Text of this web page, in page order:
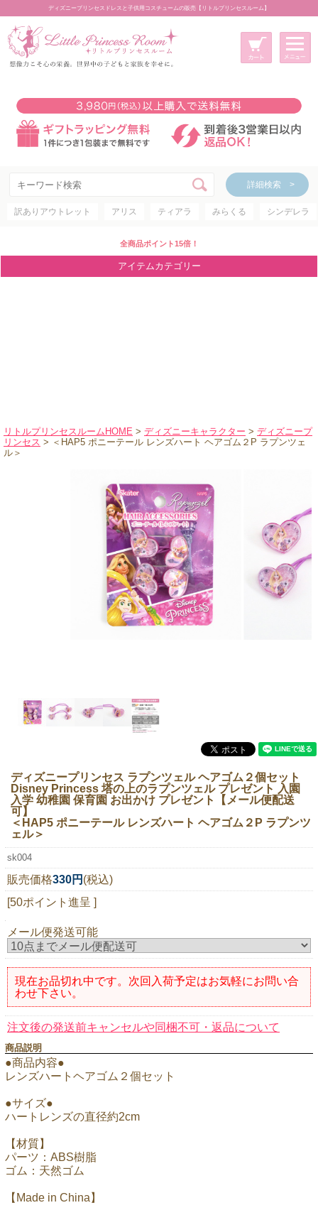
ディズニープリンセスドレスと子供用コスチュームの販売【リトルプリンセスルーム】
詳細検索 >
訳ありアウトレット アリス ティアラ みらくる シンデレラ
全商品ポイント15倍！
アイテムカテゴリー
リトルプリンセスルームHOME > ディズニーキャラクター > ディズニープ
リンセス > ＜HAP5 ポニーテール レンズハート ヘアゴム２P ラプンツェ
ル＞
ディズニープリンセス ラプンツェル ヘアゴム２個セット
Disney Princess 塔の上のラプンツェル プレゼント 入園
入学 幼稚園 保育園 お出かけ プレゼント【メール便配送
可】
＜HAP5 ポニーテール レンズハート ヘアゴム２P ラプンツ
ェル＞
sk004
販売価格330円 (税込)
[50ポイント進呈 ]
メール便発送可能
現在お品切れ中です。次回入荷予定はお気軽にお問い合
わせ下さい。
注文後の発送前キャンセルや同梱不可・返品について
商品説明
●商品内容●
レンズハートヘアゴム２個セット
●サイズ●
ハートレンズの直径約2cm
【材質】
パーツ：ABS樹脂
ゴム：天然ゴム
【Made in China】
新規会員登録
マイページ
カート
詳細検索 >
アイテムカテゴリー
ディズニープリンセス
ディズニキャラクター
ブランド別に探す
アウトレット
会社概要
お支払・送料
返品・交換
サイズの測り方
よくあるご質問
レビューを見る
お問い合わせ
0120-221-040